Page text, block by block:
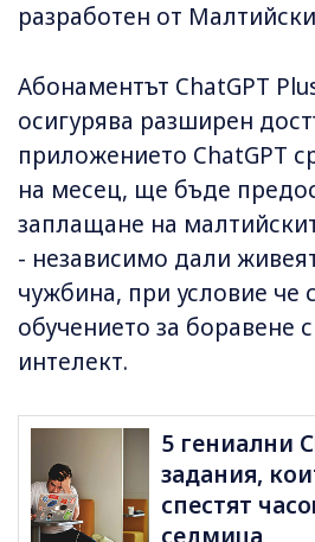
разработен от
Абонаментът ChatGPT
осигурява разширен
приложението ChatGPT
на месец, ще бъде
заплащане на
- независимо дали
чужбина, при условие че
обучението за боравене
интелект.
5 гениални
задания,
спестят